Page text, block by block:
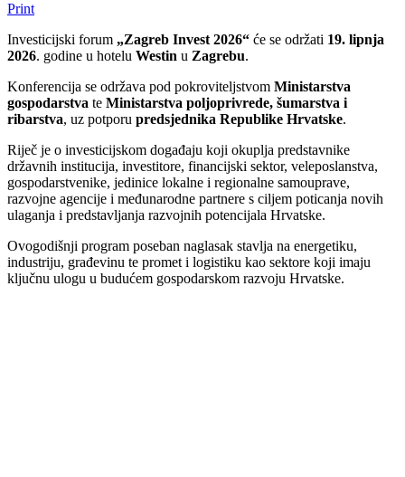
Print
Investicijski forum „Zagreb Invest 2026“ će se održati 19. lipnja
2026. godine u hotelu Westin u Zagrebu.
Konferencija se održava pod pokroviteljstvom Ministarstva
gospodarstva te Ministarstva poljoprivrede, šumarstva i
ribarstva, uz potporu predsjednika Republike Hrvatske.
Riječ je o investicijskom događaju koji okuplja predstavnike
državnih institucija, investitore, financijski sektor, veleposlanstva,
gospodarstvenike, jedinice lokalne i regionalne samouprave,
razvojne agencije i međunarodne partnere s ciljem poticanja novih
ulaganja i predstavljanja razvojnih potencijala Hrvatske.
Ovogodišnji program poseban naglasak stavlja na energetiku,
industriju, građevinu te promet i logistiku kao sektore koji imaju
ključnu ulogu u budućem gospodarskom razvoju Hrvatske.